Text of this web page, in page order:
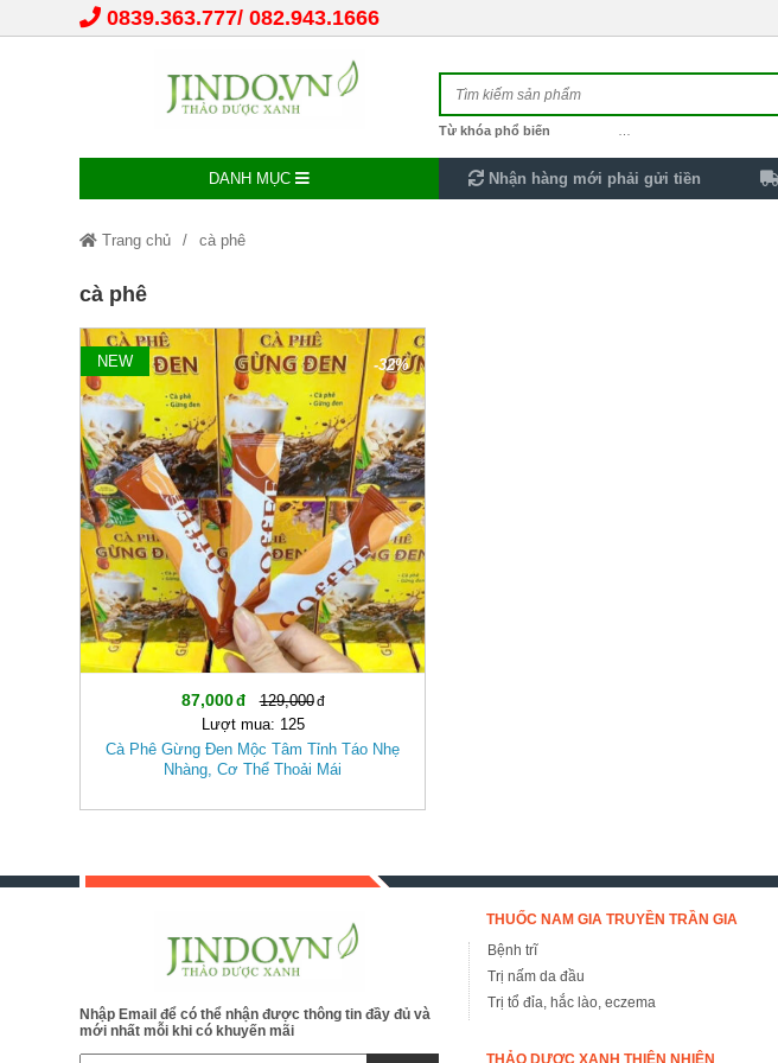
0839.363.777 082.943.1666
Từ khóa phổ biến
DANH MỤC Nhận hàng mới phải gửi tiền
Trang chủ cà phê
cà phê
-32%
NEW
87,000
129,000
Lượt mua: 125
Cà Phê Gừng Đen Mộc Tâm Tỉnh Táo Nhẹ
Nhàng, Cơ Thể Thoải Mái
Nhập Email để có thể nhận được thông tin đầy đủ và
mới nhất mỗi khi có khuyến mãi
THUỐC NAM GIA TRUYỀN TRẦN GIA
Bệnh trĩ
Trị nấm da đầu
Trị tổ đỉa, hắc lào, eczema
THẢO DƯỢC XANH THIÊN NHIÊN